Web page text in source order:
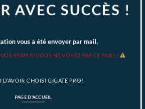
AVEC SUCCÈS !
vous a été envoyer par mail.
SPAM SI VOUS NE VOYEZ PAS CE MAIL !
D’AVOIR CHOISI GIGATE PRO!
PAGE D'ACCUEIL